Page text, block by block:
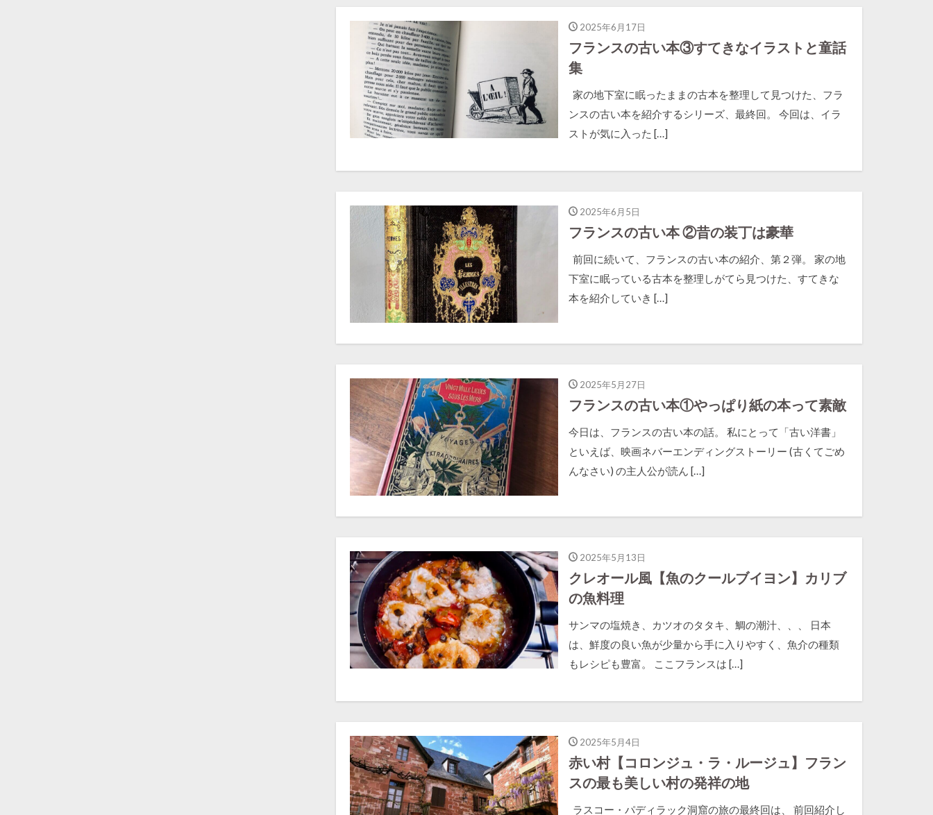
2025年6月17日
フランスの古い本③すてきなイラストと童話
集
家の地下室に眠ったままの古本を整理して見つけた、フラ
ンスの古い本を紹介するシリーズ、最終回。 今回は、イラ
ストが気に入った […]
2025年6月5日
フランスの古い本 ②昔の装丁は豪華
前回に続いて、フランスの古い本の紹介、第２弾。 家の地
下室に眠っている古本を整理しがてら見つけた、すてきな
本を紹介していき […]
2025年5月27日
フランスの古い本①やっぱり紙の本って素敵
今日は、フランスの古い本の話。 私にとって「古い洋書」
といえば、映画ネバーエンディングストーリー (古くてごめ
んなさい) の主人公が読ん […]
2025年5月13日
クレオール風【魚のクールブイヨン】カリブ
の魚料理
サンマの塩焼き、カツオのタタキ、鯛の潮汁、、、 日本
は、鮮度の良い魚が少量から手に入りやすく、魚介の種類
もレシピも豊富。 ここフランスは […]
2025年5月4日
赤い村【コロンジュ・ラ・ルージュ】フラン
スの最も美しい村の発祥の地
ラスコー・パディラック洞窟の旅の最終回は、 前回紹介し